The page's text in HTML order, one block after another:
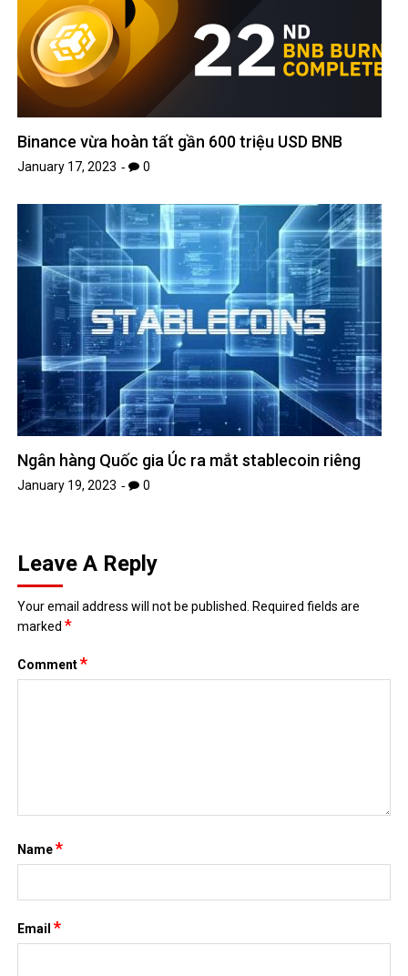
Binance vừa hoàn tất gần 600 triệu USD BNB
January 17, 2023 0
Ngân hàng Quốc gia Úc ra mắt stablecoin riêng
January 19, 2023 0
Leave A Reply
Your email address will not be published. Required fields are
marked*
Comment*
Name*
Email*